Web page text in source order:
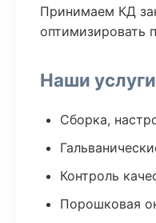
Принимаем КД
оптимизировать
Наши услуги
Сборка,
Контроль
Порошковая